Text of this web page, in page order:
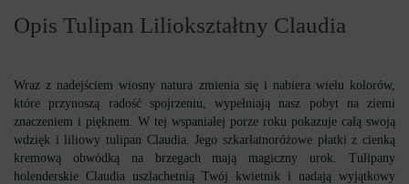
Opis Tulipan Liliokształtny Claudia
Wraz z nadejściem wiosny natura zmienia się i nabiera wielu kolorów,
które przynoszą radość spojrzeniu, wypełniają nasz pobyt na ziemi
znaczeniem i pięknem. W tej wspaniałej porze roku pokazuje całą swoją
wdzięk i liliowy tulipan Claudia. Jego szkarłatnoróżowe płatki z cienką
kremową obwódką na brzegach mają magiczny urok. Tulipany
holenderskie Claudia uszlachetnią Twój kwietnik i nadają wyjątkowy